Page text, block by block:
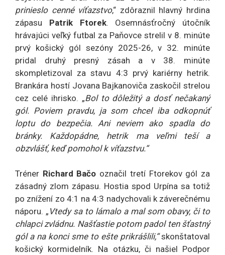
prinieslo cenné víťazstvo,“ zdôraznil hlavný hrdina
zápasu Patrik Ftorek. Osemnásťročný útočník
hrávajúci veľký futbal za Paňovce strelil v 8. minúte
prvý košický gól sezóny 2025-26, v 32. minúte
pridal druhý presný zásah a v 38. minúte
skompletizoval za stavu 4:3 prvý kariérny hetrik.
Brankára hostí Jovana Bajkanoviča zaskočil strelou
cez celé ihrisko. „Bol to dôležitý a dosť nečakaný
gól. Poviem pravdu, ja som chcel iba odkopnúť
loptu do bezpečia. Ani neviem ako spadla do
bránky. Každopádne, hetrik ma veľmi teší a
obzvlášť, keď pomohol k víťazstvu.“
Tréner Richard Bačo označil tretí Ftorekov gól za
zásadný zlom zápasu. Hostia spod Urpína sa totiž
po znížení zo 4:1 na 4:3 nadychovali k záverečnému
náporu. „ Vtedy sa to lámalo a mal som obavy, či to
chlapci zvládnu. Našťastie potom padol ten šťastný
gól a na konci sme to ešte prikrášlili,“skonštatoval
košický kormidelník. Na otázku, či našiel Podpor